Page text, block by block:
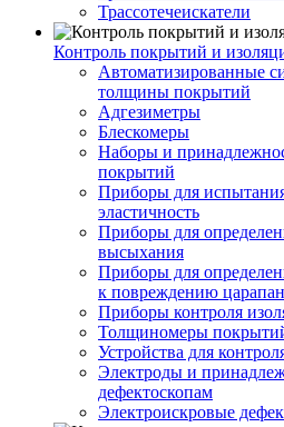
Трассотечеискатели
Контроль покрытий и
Автоматизированные
толщины покрытий
Адгезиметры
Блескомеры
Наборы и
покрытий
Приборы для
эластичность
Приборы для
высыхания
Приборы для
к повреждению
Приборы контроля
Толщиномеры
Устройства для
Электроды и
дефектоскопам
Электроискровые